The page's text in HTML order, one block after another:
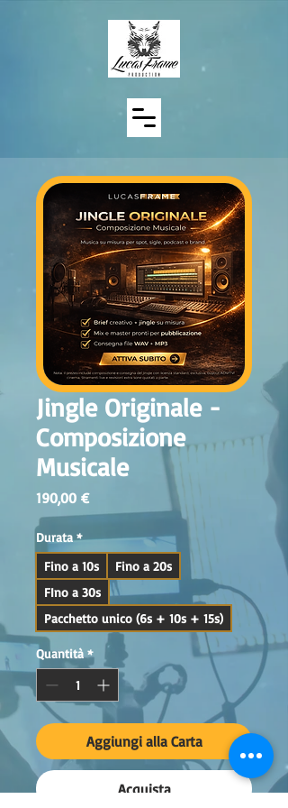
Jingle Originale -
Composizione
Musicale
190,00 €Prezzo
Durata *
Fino a 10s
Fino a 20s
FIno a 30s
Pacchetto unico (6s + 10s + 15s)
Quantità *
Aggiungi alla Carta
Acquista